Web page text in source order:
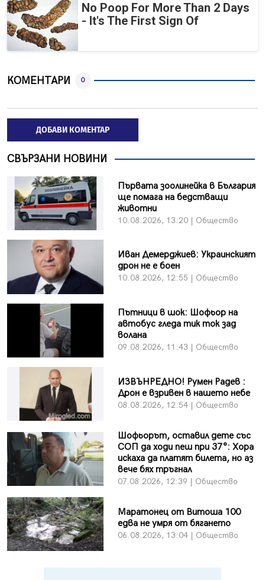
No Poop For More Than 2 Days
- It's The First Sign Of
КОМЕНТАРИ 0
ДОБАВИ КОМЕНТАР
СВЪРЗАНИ НОВИНИ
Първата зоолинейка в България
ще помага на бедстващи
животни
10.08.2026, 13:20 | Общество
Иван Демерджиев: Украинският
дрон не е боен
10.08.2026, 12:55 | Общество
Пътници в шок: Шофьор на
автобус гледа тик ток зад
волана
09.08.2026, 11:43 | Общество
ИЗВЪНРЕДНО! Румен Радев :
Дрон е взривен в нашето небе
08.08.2026, 12:54 | Общество
Шофьорът, оставил дете със
СОП да ходи пеш при 37°: Хора
искаха да платят билета, но аз
вече бях тръгнал
07.08.2026, 12:39 | Общество
Маратонец от Витоша 100
едва не умря от бягането
06.08.2026, 13:04 | Общество